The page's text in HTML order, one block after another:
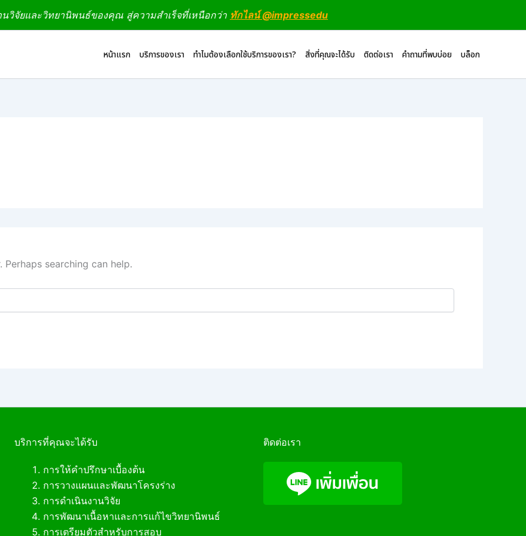
วิจัยและวิทยานิพนธ์ของคุณ สู่ความสำเร็จที่เหนือกว่า ทักไลน์ @impressedu
หน้าแรก บริการของเรา ทำไมต้องเลือกใช้บริการของเรา? สิ่งที่คุณจะได้รับ ติดต่อเรา คำถามที่พบบ่อย บล็อก
Perhaps searching can help.
บริการที่คุณจะได้รับ
การให้คำปรึกษาเบื้องต้น
การวางแผนและพัฒนาโครงร่าง
การดำเนินงานวิจัย
การพัฒนาเนื้อหาและการแก้ไขวิทยานิพนธ์
การเตรียมตัวสำหรับการสอบ
ติดต่อเรา